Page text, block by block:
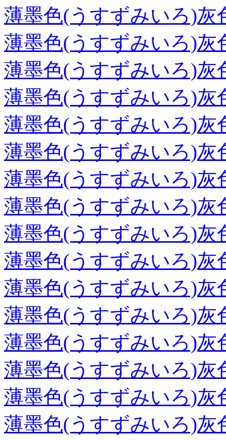
薄墨色(うすずみいろ)灰
薄墨色(うすずみいろ)灰
薄墨色(うすずみいろ)灰
薄墨色(うすずみいろ)灰
薄墨色(うすずみいろ)灰
薄墨色(うすずみいろ)灰
薄墨色(うすずみいろ)灰
薄墨色(うすずみいろ)灰
薄墨色(うすずみいろ)灰
薄墨色(うすずみいろ)灰
薄墨色(うすずみいろ)灰
薄墨色(うすずみいろ)灰
薄墨色(うすずみいろ)灰
薄墨色(うすずみいろ)灰
薄墨色(うすずみいろ)灰
薄墨色(うすずみいろ)灰